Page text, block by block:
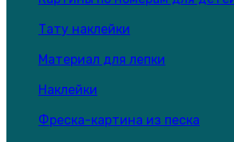
Тату наклейки
Материал для лепки
Наклейки
Фреска-картина из песка